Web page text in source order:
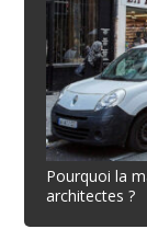
Pourquoi la
architectes ?